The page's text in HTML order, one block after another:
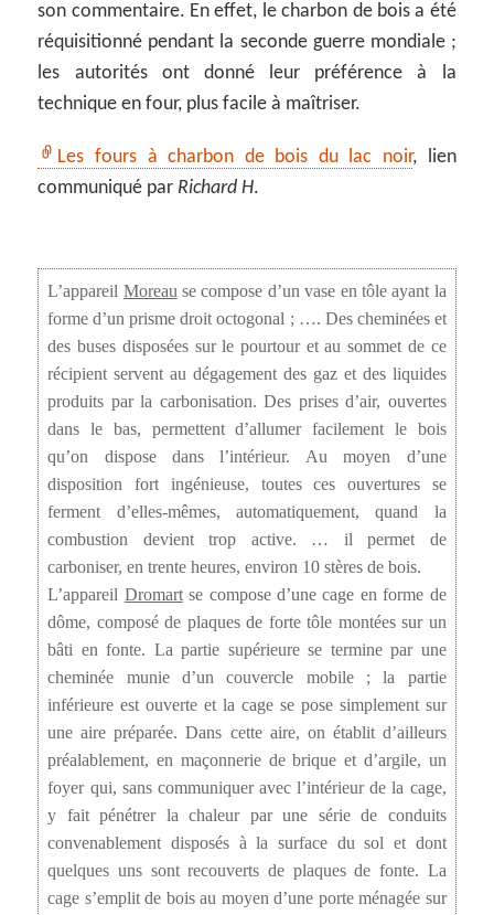
son commentaire. En effet, le charbon de bois a été
réquisitionné pendant la seconde guerre mondiale ;
les autorités ont donné leur préférence à la
technique en four, plus facile à maîtriser.
Les fours à charbon de bois du lac noir, lien
communiqué par Richard H.
L’appareil Moreause compose d’un vase en tôle ayant la
forme d’un prisme droit octogonal ; …. Des cheminées et
des buses disposées sur le pourtour et au sommet de ce
récipient servent au dégagement des gaz et des liquides
produits par la carbonisation. Des prises d’air, ouvertes
dans le bas, permettent d’allumer facilement le bois
qu’on dispose dans l’intérieur. Au moyen d’une
disposition fort ingénieuse, toutes ces ouvertures se
ferment d’elles-mêmes, automatiquement, quand la
combustion devient trop active. … il permet de
carboniser, en trente heures, environ 10 stères de bois.
L’appareil Dromartse compose d’une cage en forme de
dôme, composé de plaques de forte tôle montées sur un
bâti en fonte. La partie supérieure se termine par une
cheminée munie d’un couvercle mobile ; la partie
inférieure est ouverte et la cage se pose simplement sur
une aire préparée. Dans cette aire, on établit d’ailleurs
préalablement, en maçonnerie de brique et d’argile, un
foyer qui, sans communiquer avec l’intérieur de la cage,
y fait pénétrer la chaleur par une série de conduits
convenablement disposés à la surface du sol et dont
quelques uns sont recouverts de plaques de fonte. La
cage s’emplit de bois au moyen d’une porte ménagée sur